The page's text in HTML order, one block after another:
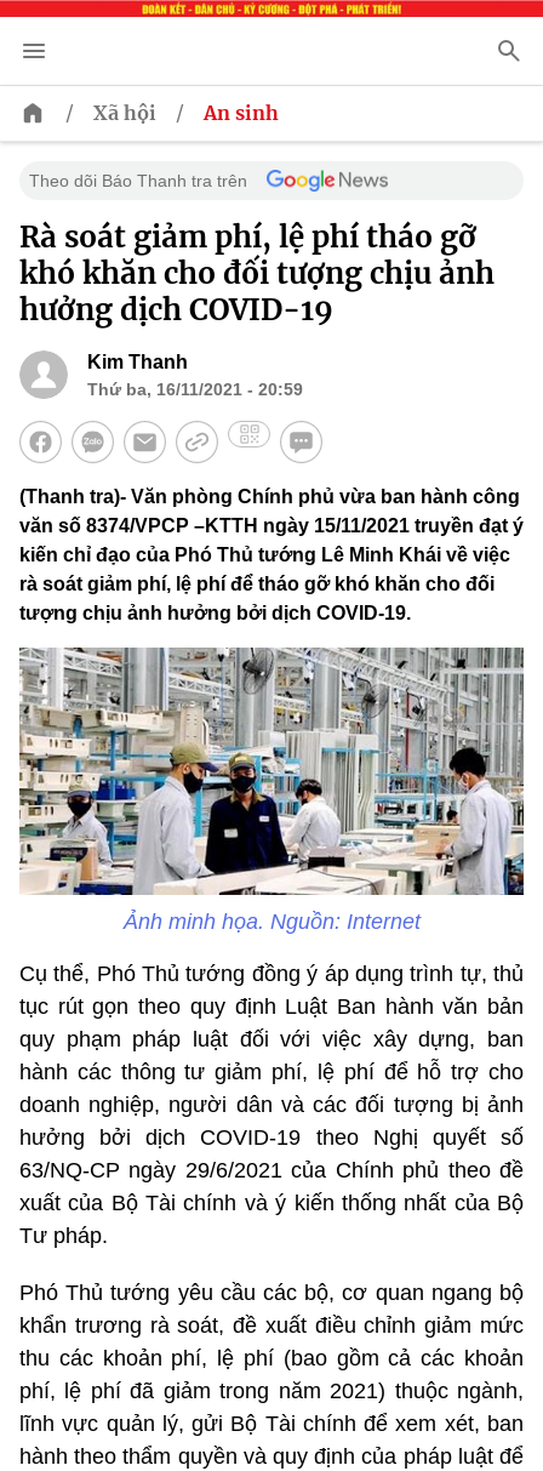
/ Xã hội / An sinh
Theo dõi Báo Thanh tra trên
Rà soát giảm phí, lệ phí tháo gỡ
khó khăn cho đối tượng chịu ảnh
hưởng dịch COVID-19
Kim Thanh
Thứ ba, 16/11/2021 - 20:59
(Thanh tra)- Văn phòng Chính phủ vừa ban hành công
văn số 8374/VPCP –KTTH ngày 15/11/2021 truyền đạt ý
kiến chỉ đạo của Phó Thủ tướng Lê Minh Khái về việc
rà soát giảm phí, lệ phí để tháo gỡ khó khăn cho đối
tượng chịu ảnh hưởng bởi dịch COVID-19.
Ảnh minh họa. Nguồn: Internet
Cụ thể, Phó Thủ tướng đồng ý áp dụng trình tự, thủ
tục rút gọn theo quy định Luật Ban hành văn bản
quy phạm pháp luật đối với việc xây dựng, ban
hành các thông tư giảm phí, lệ phí để hỗ trợ cho
doanh nghiệp, người dân và các đối tượng bị ảnh
hưởng bởi dịch COVID-19 theo Nghị quyết số
63/NQ-CP ngày 29/6/2021 của Chính phủ theo đề
xuất của Bộ Tài chính và ý kiến thống nhất của Bộ
Tư pháp.
Phó Thủ tướng yêu cầu các bộ, cơ quan ngang bộ
khẩn trương rà soát, đề xuất điều chỉnh giảm mức
thu các khoản phí, lệ phí (bao gồm cả các khoản
phí, lệ phí đã giảm trong năm 2021) thuộc ngành,
lĩnh vực quản lý, gửi Bộ Tài chính để xem xét, ban
hành theo thẩm quyền và quy định của pháp luật để